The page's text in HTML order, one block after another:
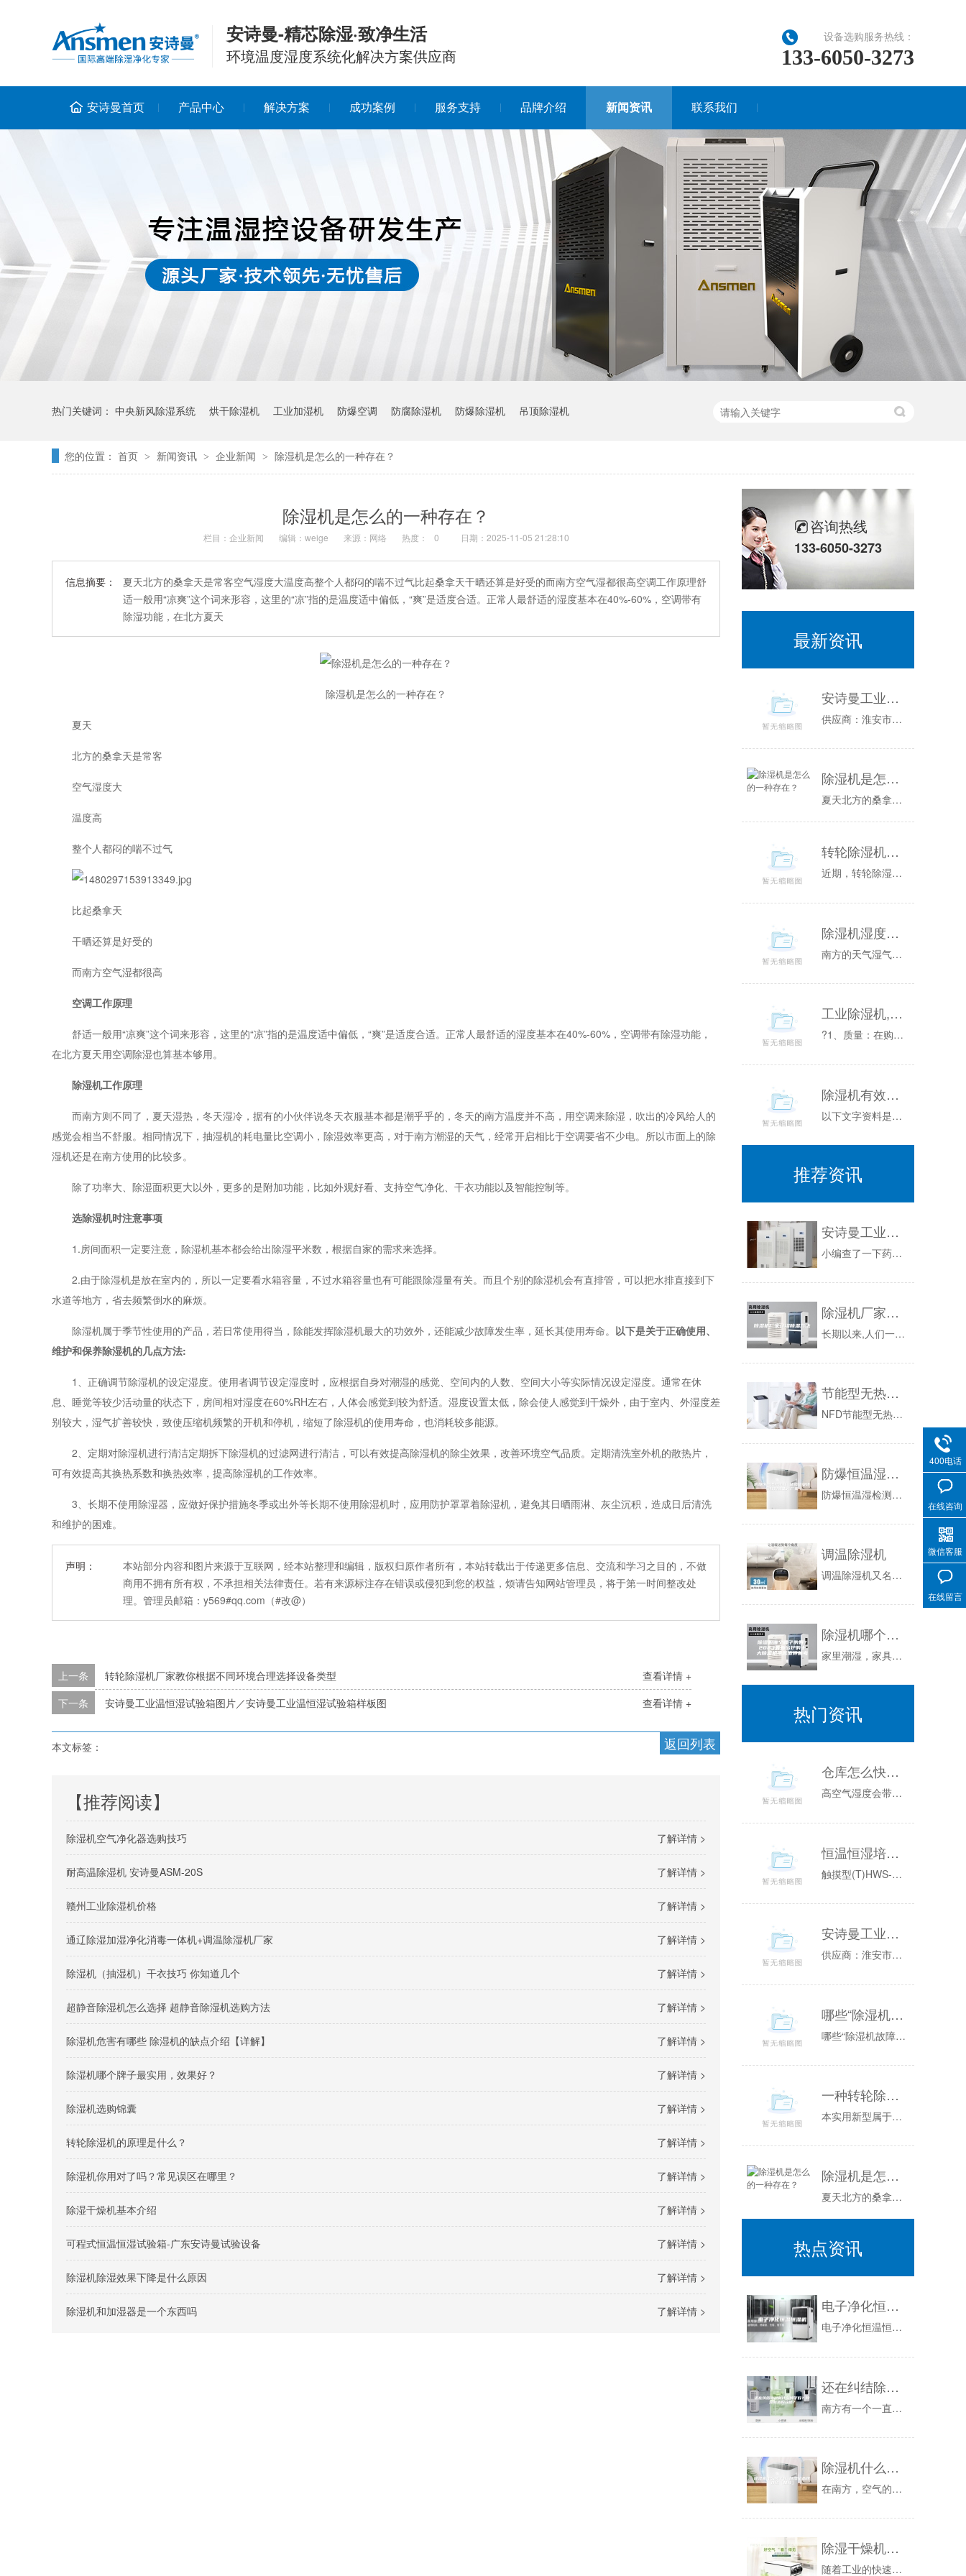
安诗曼-精芯除湿·致净生活
环境温度湿度系统化解决方案供应商
设备选购服务热线：
133-6050-3273
安诗曼首页 产品中心 解决方案 成功案例 服务支持 品牌介绍 新闻资讯 联系我们
热门关键词： 中央新风除湿系统 烘干除湿机 工业加湿机 防爆空调 防腐除湿机 防爆除湿机 吊顶除湿机
您的位置： 首页 > 新闻资讯 > 企业新闻 > 除湿机是怎么的一种存在？
除湿机是怎么的一种存在？
栏目： 企业新闻 编辑：weige 来源：网络 热度： 0 日期：2025-11-05 21:28:10
信息摘要：
夏天北方的桑拿天是常客空气湿度大温度高整个人都闷的喘不过气比起桑拿天干晒还算是好受的而南方空气湿都很高空调工作原理舒
适一般用“凉爽”这个词来形容，这里的“凉”指的是温度适中偏低，“爽”是适度合适。正常人最舒适的湿度基本在40%-60%，空调带有
除湿功能，在北方夏天
除湿机是怎么的一种存在？
夏天
北方的桑拿天是常客
空气湿度大
温度高
整个人都闷的喘不过气
比起桑拿天
干晒还算是好受的
而南方空气湿都很高
空调工作原理
舒适一般用“凉爽”这个词来形容，这里的“凉”指的是温度适中偏低，“爽”是适度合适。正常人最舒适的湿度基本在40%-60%，空调带有除湿功能，
在北方夏天用空调除湿也算基本够用。
除湿机工作原理
而南方则不同了，夏天湿热，冬天湿冷，据有的小伙伴说冬天衣服基本都是潮乎乎的，冬天的南方温度并不高，用空调来除湿，吹出的冷风给人的
感觉会相当不舒服。相同情况下，抽湿机的耗电量比空调小，除湿效率更高，对于南方潮湿的天气，经常开启相比于空调要省不少电。所以市面上的除
湿机还是在南方使用的比较多。
除了功率大、除湿面积更大以外，更多的是附加功能，比如外观好看、支持空气净化、干衣功能以及智能控制等。
选除湿机时注意事项
1.房间面积一定要注意，除湿机基本都会给出除湿平米数，根据自家的需求来选择。
2.由于除湿机是放在室内的，所以一定要看水箱容量，不过水箱容量也有可能跟除湿量有关。而且个别的除湿机会有直排管，可以把水排直接到下
水道等地方，省去频繁倒水的麻烦。
除湿机属于季节性使用的产品，若日常使用得当，除能发挥除湿机最大的功效外，还能减少故障发生率，延长其使用寿命。 以下是关于正确使用、
维护和保养除湿机的几点方法:
1、正确调节除湿机的设定湿度。使用者调节设定湿度时，应根据自身对潮湿的感觉、空间内的人数、空间大小等实际情况设定湿度。通常在休
息、睡觉等较少活动量的状态下，房间相对湿度在60%RH左右，人体会感觉到较为舒适。湿度设置太低，除会使人感觉到干燥外，由于室内、外湿度差
别较大，湿气扩善较快，致使压缩机频繁的开机和停机，缩短了除湿机的使用寿命，也消耗较多能源。
2、定期对除湿机进行清洁定期拆下除湿机的过滤网进行清洁，可以有效提高除湿机的除尘效果，改善环境空气品质。定期清洗室外机的散热片，
可有效提高其换热系数和换热效率，提高除湿机的工作效率。
3、长期不使用除湿器，应做好保护措施冬季或出外等长期不使用除湿机时，应用防护罩罩着除湿机，避免其日晒雨淋、灰尘沉积，造成日后清洗
和维护的困难。
声明：
本站部分内容和图片来源于互联网，经本站整理和编辑，版权归原作者所有，本站转载出于传递更多信息、交流和学习之目的，不做
商用不拥有所有权，不承担相关法律责任。若有来源标注存在错误或侵犯到您的权益，烦请告知网站管理员，将于第一时间整改处
理。管理员邮箱：y569#qq.com（#改@）
查看详情 +
上一条
转轮除湿机厂家教你根据不同环境合理选择设备类型
查看详情 +
下一条 安诗曼工业温恒湿试验箱图片／安诗曼工业温恒湿试验箱样板图
返回列表
本文标签：
【推荐阅读】
了解详情 >
除湿机空气净化器选购技巧
了解详情 >
耐高温除湿机 安诗曼ASM-20S
了解详情 >
赣州工业除湿机价格
了解详情 >
通辽除湿加湿净化消毒一体机+调温除湿机厂家
了解详情 >
除湿机（抽湿机）干衣技巧 你知道几个
了解详情 >
超静音除湿机怎么选择 超静音除湿机选购方法
了解详情 >
除湿机危害有哪些 除湿机的缺点介绍【详解】
了解详情 >
除湿机哪个牌子最实用，效果好？
了解详情 >
除湿机选购锦囊
了解详情 >
转轮除湿机的原理是什么？
了解详情 >
除湿机你用对了吗？常见误区在哪里？
了解详情 >
除湿干燥机基本介绍
了解详情 >
可程式恒温恒湿试验箱-广东安诗曼试验设备
了解详情 >
除湿机除湿效果下降是什么原因
了解详情 >
除湿机和加湿器是一个东西吗
咨询热线
133-6050-3273
最新资讯
安诗曼工业温恒湿试验箱图片／安诗曼工业温恒湿试验箱样板图
供应商：淮安市普咨询电话：联系人：公司简介:淮安市普位于江苏省淮安市，是一家开发、生产各类环境的高科技企业，能够为您提供可靠性测试方面的全套...
除湿机是怎么的一种存在？
夏天北方的桑拿天是常客空气湿度大温度高整个人都闷的喘不过气比起桑拿天干晒还算是好受的而南方空气湿都很高空调工作原理舒适一般用“凉爽”这个词来...
转轮除湿机厂家教你根据不同环境合理选择设备类型
近期，转轮除湿机厂家收到了很多客户的疑问，其中大部分反映在设备的选型上，因为现在转轮除湿机的种类很多，可以根据不同的功能、不同的尺寸和重量来...
除湿机湿度多少度比较合适 60度最佳
南方的天气湿气比较重，所以在家里备上一个除湿机是一件非常有必要的事情，一般家用的除湿机建议将湿度设置到60度以下，这样可以有效地防止湿气和除...
工业除湿机,除湿器,抽湿机,加湿机
?1、质量：在购买干雾加湿器时，质量是关键，一件产品质量过硬，在使用时间及安全性上会有很大的保障，干雾加湿器的质量决定于主要配置：电机、高压...
除湿机有效果吗
以下文字资料是由(历史新知网)小编为大家搜集整理后发布的内容，让我们赶快一起来看一下吧！场用除湿机100-400元是采用半导体电子元件制冷除...
推荐资讯
安诗曼工业除湿机：让药品仓库远离潮湿的困扰
小编查了一下药品受潮的资料，原料在使药品发生质量变化的各种外界因素中，空气的温湿度对药品的影响最为广泛。药品在储存中发生的质量变化，几乎都与...
除湿机厂家介绍除湿方法
长期以来,人们一直在努力寻求防潮防霉变和防腐蚀的有效手段,除湿机厂家总结的传统办法主要有以下三种,即高温除湿、低温除湿和吸潮剂除湿三种办法。...
节能型无热吸附式三机一体除湿干燥机
NFD节能型无热三机一体除湿干燥机概述节能型三机一体的设计系统更为简化，不仅减少系统之耗电量，功效高，超节能省电高达60%，且体积小，不占空...
防爆恒温湿检测箱 试验箱安诗曼除湿机生产厂家
防爆恒温湿检测箱主要为电子零件、工业材料、成品研发、生产、检验各环节的试验提供恒定湿热，复杂高低温交变等试验环境和试验条件。适用于：电子电器...
调温除湿机
调温除湿机又名恒温除湿机用蒸发器与冷凝器来对空气进行处理，从而达到调温除湿的目的。其工作过程中回收系统的冷凝热，来弥补空气中因为冷却除湿时散...
除湿机哪个牌子的好？2023最新出炉的十大除湿机排名值得参考
家里潮湿，家具发霉，洗过的衣服晒不干。过于潮湿的环境，到处滋生细菌，长久住在这样的条件下，容易诱发呼吸道疾病和风湿疾病，特别对于抵抗能力较差...
热门资讯
仓库怎么快速除湿 仓库如何除湿
高空气湿度会带来室内湿度问题。当气温升高时，霉菌和细菌就会滋生。这对大家的生产、储存、生活和工作都是非常不利的。应该采取哪些有效措施？如遇连...
恒温恒湿培养箱（ASM）系列升级款
触摸型(T)HWS-80THWS-150THWS-250T方式强制对流性能使用温度范围无加湿：0~65℃；有加湿：10~65℃温度分辨率0....
安诗曼工业温恒湿试验箱图片／安诗曼工业温恒湿试验箱样板图
供应商：淮安市普咨询电话：联系人：公司简介:淮安市普位于江苏省淮安市，是一家开发、生产各类环境的高科技企业，能够为您提供可靠性测试方面的全套...
哪些“除湿机故障”是正常的？
哪些“除湿机故障”是正常的？由于梅雨季节和夏季的到来，除湿机的使用也越发的频繁，但是在使用过程中，很多朋友总觉得家里的除湿机出现了故障需要修...
一种转轮除湿机组的制作方法
本实用新型属于电器设备技术领域，涉及一种转轮除湿机组。背景技术：除湿装置是用来降低空气中湿度的装置，一般可分为民用除湿机和工业除湿机两大类。...
除湿机是怎么的一种存在？
夏天北方的桑拿天是常客空气湿度大温度高整个人都闷的喘不过气比起桑拿天干晒还算是好受的而南方空气湿都很高空调工作原理舒适一般用“凉爽”这个词来...
热点资讯
电子净化恒温恒湿机
电子净化恒温恒湿机北京是第一家国内加湿除湿一体机设备研发商，专门为对湿度有精确要求的场所设计，是工业的最佳方式。它集加湿、除湿于一体，真正实...
还在纠结除湿机什么牌子好？除湿机选购攻略？
南方有一个一直被人们关注的话题，“回南天，梅雨季来临，如何除湿”，每年天气带来的潮湿问题，是让人很烦恼的事情，家里潮湿会使食物加快发霉，家具...
除湿机什么牌子好 除湿机品牌介绍【推荐】
在南方，空气的湿度很大，特别是到了梅雨季节，房间里面很多东西都会发霉，如果没有太阳的话，晒在外面的衣服也会发霉，或者是发出难闻的味道，这个时...
除湿干燥机的操作步骤有哪些？
随着工业的快速发展，企业都在追求更高的工作效率。除湿干燥机集除湿、烘干、送料三机为一体，具有操作简单、快速供料、干燥效率佳等优势满足了企业的...
400电话
在线咨询
微信客服
在线留言